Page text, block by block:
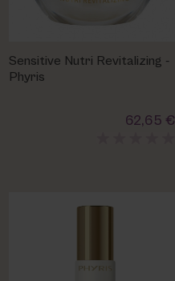
Sensitive Nutri Revitalizing -
Phyris
62,65 €